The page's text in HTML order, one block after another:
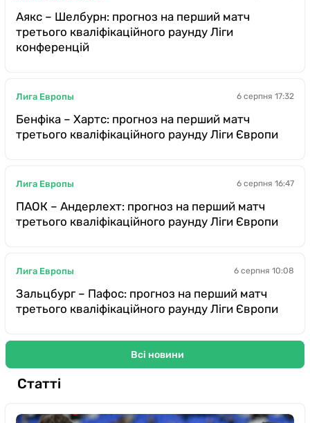
Аякс – Шелбурн: прогноз на перший матч
третього кваліфікаційного раунду Ліги
конференцій
Лига Европы 6 серпня 17:32
Бенфіка – Хартс: прогноз на перший матч
третього кваліфікаційного раунду Ліги Європи
Лига Европы 6 серпня 16:47
ПАОК – Андерлехт: прогноз на перший матч
третього кваліфікаційного раунду Ліги Європи
Лига Европы 6 серпня 10:08
Зальцбург – Пафос: прогноз на перший матч
третього кваліфікаційного раунду Ліги Європи
Всі новини
Статті